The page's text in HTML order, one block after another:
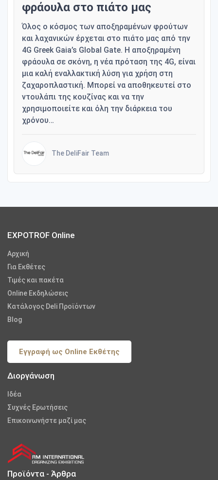
φράουλα στο πιάτο μας
Όλος ο κόσμος των αποξηραμένων φρούτων
και λαχανικών έρχεται στο πιάτο μας από την
4G Greek Gaia’s Global Gate. Η αποξηραμένη
φράουλα σε σκόνη, η νέα πρόταση της 4G, είναι
μια καλή εναλλακτική λύση για χρήση στη
ζαχαροπλαστική. Μπορεί να αποθηκευτεί στο
ντουλάπι της κουζίνας και να την
χρησιμοποιείτε και όλη την διάρκεια του
χρόνου…
The DeliFair Team
EXPOTROF Online
Αρχική
Για Εκθέτες
Τιμές και πακέτα
Online Εκδηλώσεις
Κατάλογος Deli Προϊόντων
Blog
Εγγραφή ως Online Εκθέτης
Διοργάνωση
Iδέα
Συχνές Ερωτήσεις
Επικοινωνήστε μαζί μας
Προϊόντα - Άρθρα